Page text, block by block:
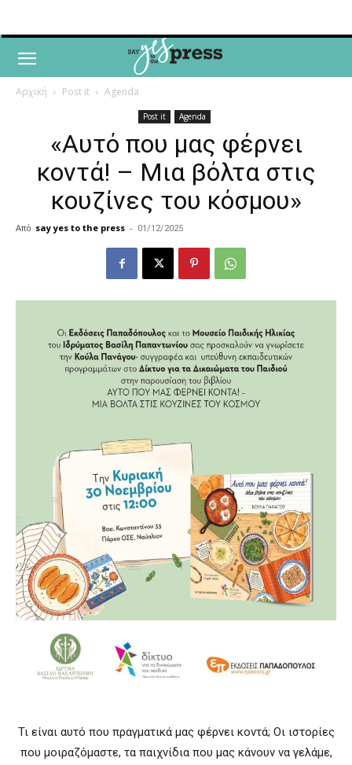
Αρχική Post it Agenda
Post it Agenda
«Αυτό που μας φέρνει
κοντά! – Μια βόλτα στις
κουζίνες του κόσμου»
Από say yes to the press - 01/12/2025
Τι είναι αυτό που πραγματικά μας φέρνει κοντά; Οι ιστορίες
που μοιραζόμαστε, τα παιχνίδια που μας κάνουν να γελάμε,